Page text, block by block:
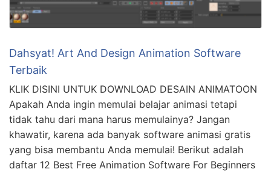
Dahsyat! Art And Design Animation Software
Terbaik
KLIK DISINI UNTUK DOWNLOAD DESAIN ANIMATOON
Apakah Anda ingin memulai belajar animasi tetapi
tidak tahu dari mana harus memulainya? Jangan
khawatir, karena ada banyak software animasi gratis
yang bisa membantu Anda memulai! Berikut adalah
daftar 12 Best Free Animation Software For Beginners